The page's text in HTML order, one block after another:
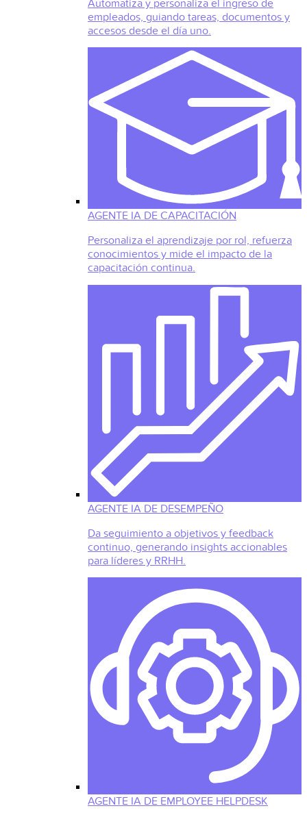
Automatiza y personaliza el ingreso de
empleados, guiando tareas, documentos y
accesos desde el día uno.
AGENTE IA DE CAPACITACIÓN
Personaliza el aprendizaje por rol, refuerza
conocimientos y mide el impacto de la
capacitación continua.
AGENTE IA DE DESEMPEÑO
Da seguimiento a objetivos y feedback
continuo, generando insights accionables
para líderes y RRHH.
AGENTE IA DE EMPLOYEE HELPDESK